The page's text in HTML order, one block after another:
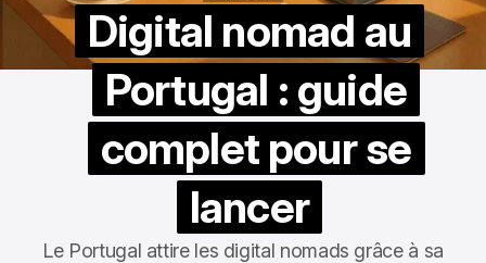
Digital nomad au
Portugal : guide
complet pour se
lancer
Le Portugal attire les digital nomads grâce à sa